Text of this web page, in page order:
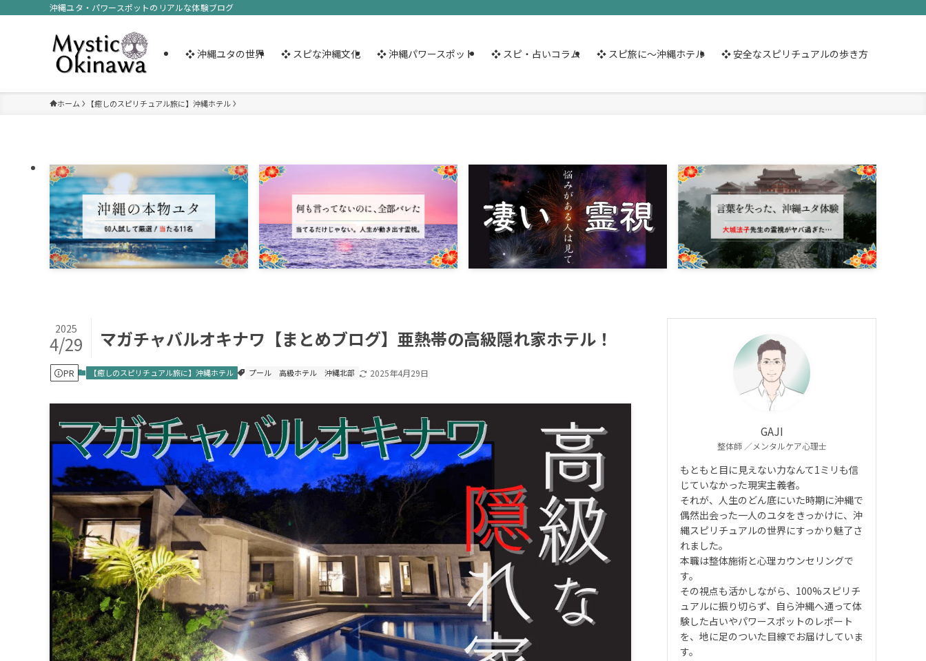
沖縄ユタ・パワースポットのリアルな体験ブログ
❖ 沖縄ユタの世界 ❖ スピな沖縄文化 ❖ 沖縄パワースポット ❖ スピ・占いコラム ❖ スピ旅に～沖縄ホテル ❖ 安全なスピリチュアルの歩き方
ホーム 【癒しのスピリチュアル旅に】沖縄ホテル
マガチャバルオキナワ【まとめブログ】亜熱帯の高級隠れ家ホテル！
2025
4/29
PR 【癒しのスピリチュアル旅に】沖縄ホテル プール 高級ホテル 沖縄北部 2025年4月29日
GAJI
整体師 ／メンタルケア心理士
もともと目に見えない力なんて1ミリも信
じていなかった現実主義者。
それが、人生のどん底にいた時期に沖縄で
偶然出会った一人のユタをきっかけに、沖
縄スピリチュアルの世界にすっかり魅了さ
れました。
本職は整体施術と心理カウンセリングで
す。
その視点も活かしながら、100%スピリチ
ュアルに振り切らず、自ら沖縄へ通って体
験した占いやパワースポットのレポート
を、地に足のついた目線でお届けしていま
す。